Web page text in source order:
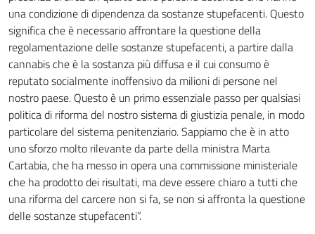
una condizione di dipendenza da sostanze stupefacenti. Questo
significa che è necessario affrontare la questione della
regolamentazione delle sostanze stupefacenti, a partire dalla
cannabis che è la sostanza più diffusa e il cui consumo è
reputato socialmente inoffensivo da milioni di persone nel
nostro paese. Questo è un primo essenziale passo per qualsiasi
politica di riforma del nostro sistema di giustizia penale, in modo
particolare del sistema penitenziario. Sappiamo che è in atto
uno sforzo molto rilevante da parte della ministra Marta
Cartabia, che ha messo in opera una commissione ministeriale
che ha prodotto dei risultati, ma deve essere chiaro a tutti che
una riforma del carcere non si fa, se non si affronta la questione
delle sostanze stupefacenti”.